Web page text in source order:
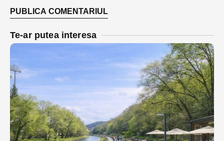
Te-ar putea interesa